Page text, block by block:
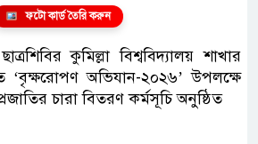
ফটো কার্ড তৈরি করুন
কুমিল্লা বিশ্ববিদ্যালয় শাখার
‘বৃক্ষরোপণ অভিযান-২০২৬’ উপলক্ষে
চারা বিতরণ কর্মসূচি অনুষ্ঠিত